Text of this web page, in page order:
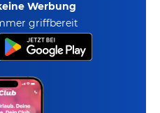
Werbung
griffbereit